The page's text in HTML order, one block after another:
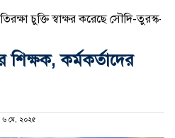
চুক্তি স্বাক্ষর করেছে সৌদি-তুরস্ক-পাকিস্তান
শিক্ষক, কর্মকর্তাদের
মে, ২০২৫